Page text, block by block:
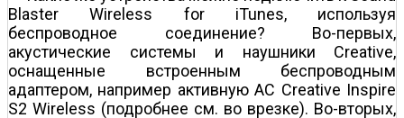
Blaster Wireless for iTunes, используя
беспроводное соединение? Во-первых,
акустические системы и наушники Creative,
оснащенные встроенным беспроводным
адаптером, например активную АС Creative Inspire
S2 Wireless (подробнее см. во врезке). Во-вторых,